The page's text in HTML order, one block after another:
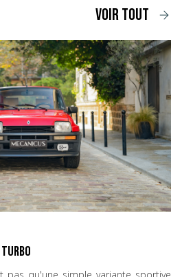
voir tout